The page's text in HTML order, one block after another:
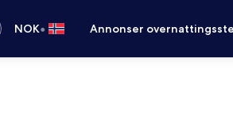
NOK• Annonser